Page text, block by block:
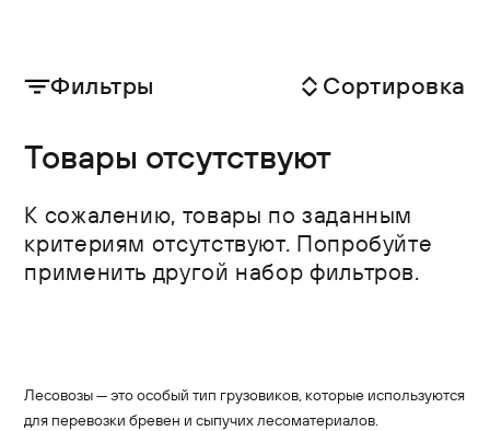
Фильтры Сортировка
Товары отсутствуют
К сожалению, товары по заданным
критериям отсутствуют. Попробуйте
применить другой набор фильтров.
Лесовозы — это особый тип грузовиков, которые используются
для перевозки бревен и сыпучих лесоматериалов.